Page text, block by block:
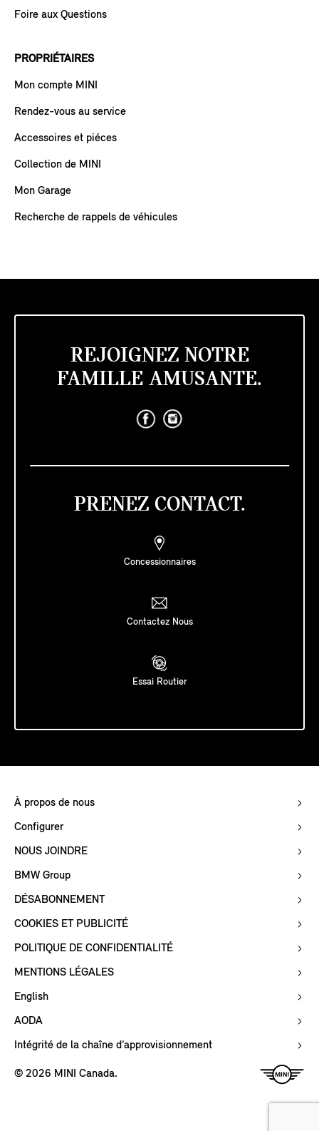
Foire aux Questions
PROPRIÉTAIRES
Mon compte MINI
Rendez-vous au service
Accessoires et piéces
Collection de MINI
Mon Garage
Recherche de rappels de véhicules
REJOIGNEZ NOTRE
FAMILLE AMUSANTE.
PRENEZ CONTACT.
Concessionnaires
Contactez Nous
Essai Routier
À propos de nous
Configurer
NOUS JOINDRE
BMW Group
DÉSABONNEMENT
COOKIES ET PUBLICITÉ
POLITIQUE DE CONFIDENTIALITÉ
MENTIONS LÉGALES
English
AODA
Intégrité de la chaîne d’approvisionnement
© 2026 MINI Canada.